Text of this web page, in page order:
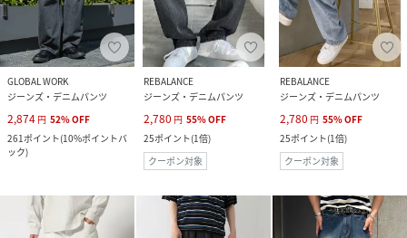
GLOBAL WORK
ジーンズ・デニムパンツ
2,874 円 52%OFF
261ポイント(10%ポイントバ
ック)
REBALANCE
ジーンズ・デニムパンツ
2,780 円 55%OFF
25ポイント(1倍)
クーポン対象
REBALANCE
ジーンズ・デニムパンツ
2,780 円 55%OFF
25ポイント(1倍)
クーポン対象